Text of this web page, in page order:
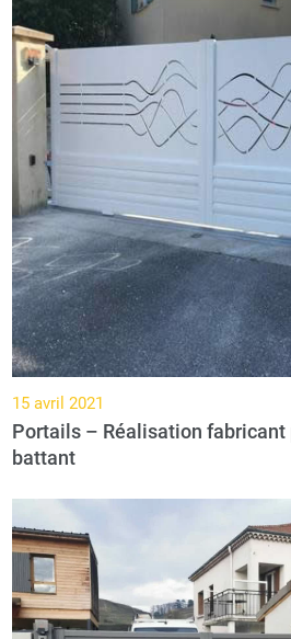
15 avril 2021
Portails – Réalisation
battant